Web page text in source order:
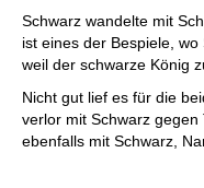
Schwarz wandelte mit
ist eines der Bespiele,
weil der schwarze König
Nicht gut lief es für die
verlor mit Schwarz gegen
ebenfalls mit Schwarz,